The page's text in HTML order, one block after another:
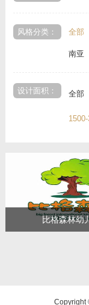
风格分类： 全部
南亚
设计面积： 全部
比格森林幼
Copyright